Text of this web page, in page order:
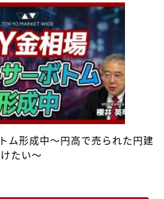
ム形成中～円高で売られた円建
たい～